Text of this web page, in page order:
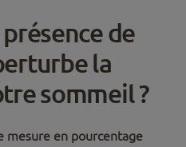
de
la
sommeil ?
mesure en pourcentage